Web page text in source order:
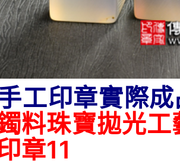
工印章實際
料珠寶拋光
章11